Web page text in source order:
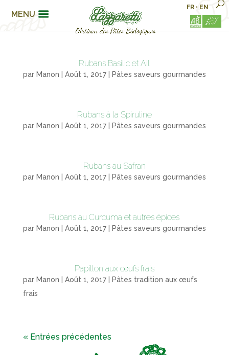
MENU
FR • EN
Rubans Basilic et Ail
par Manon Août 1, 2017| Pâtes saveurs gourmandes
Rubans à la Spiruline
par Manon Août 1, 2017| Pâtes saveurs gourmandes
Rubans au Safran
par Manon Août 1, 2017| Pâtes saveurs gourmandes
Rubans au Curcuma et autres épices
par Manon Août 1, 2017| Pâtes saveurs gourmandes
Papillon aux œufs frais
par Manon Août 1, 2017|
Pâtes tradition aux œufs
frais
« Entrées précédentes